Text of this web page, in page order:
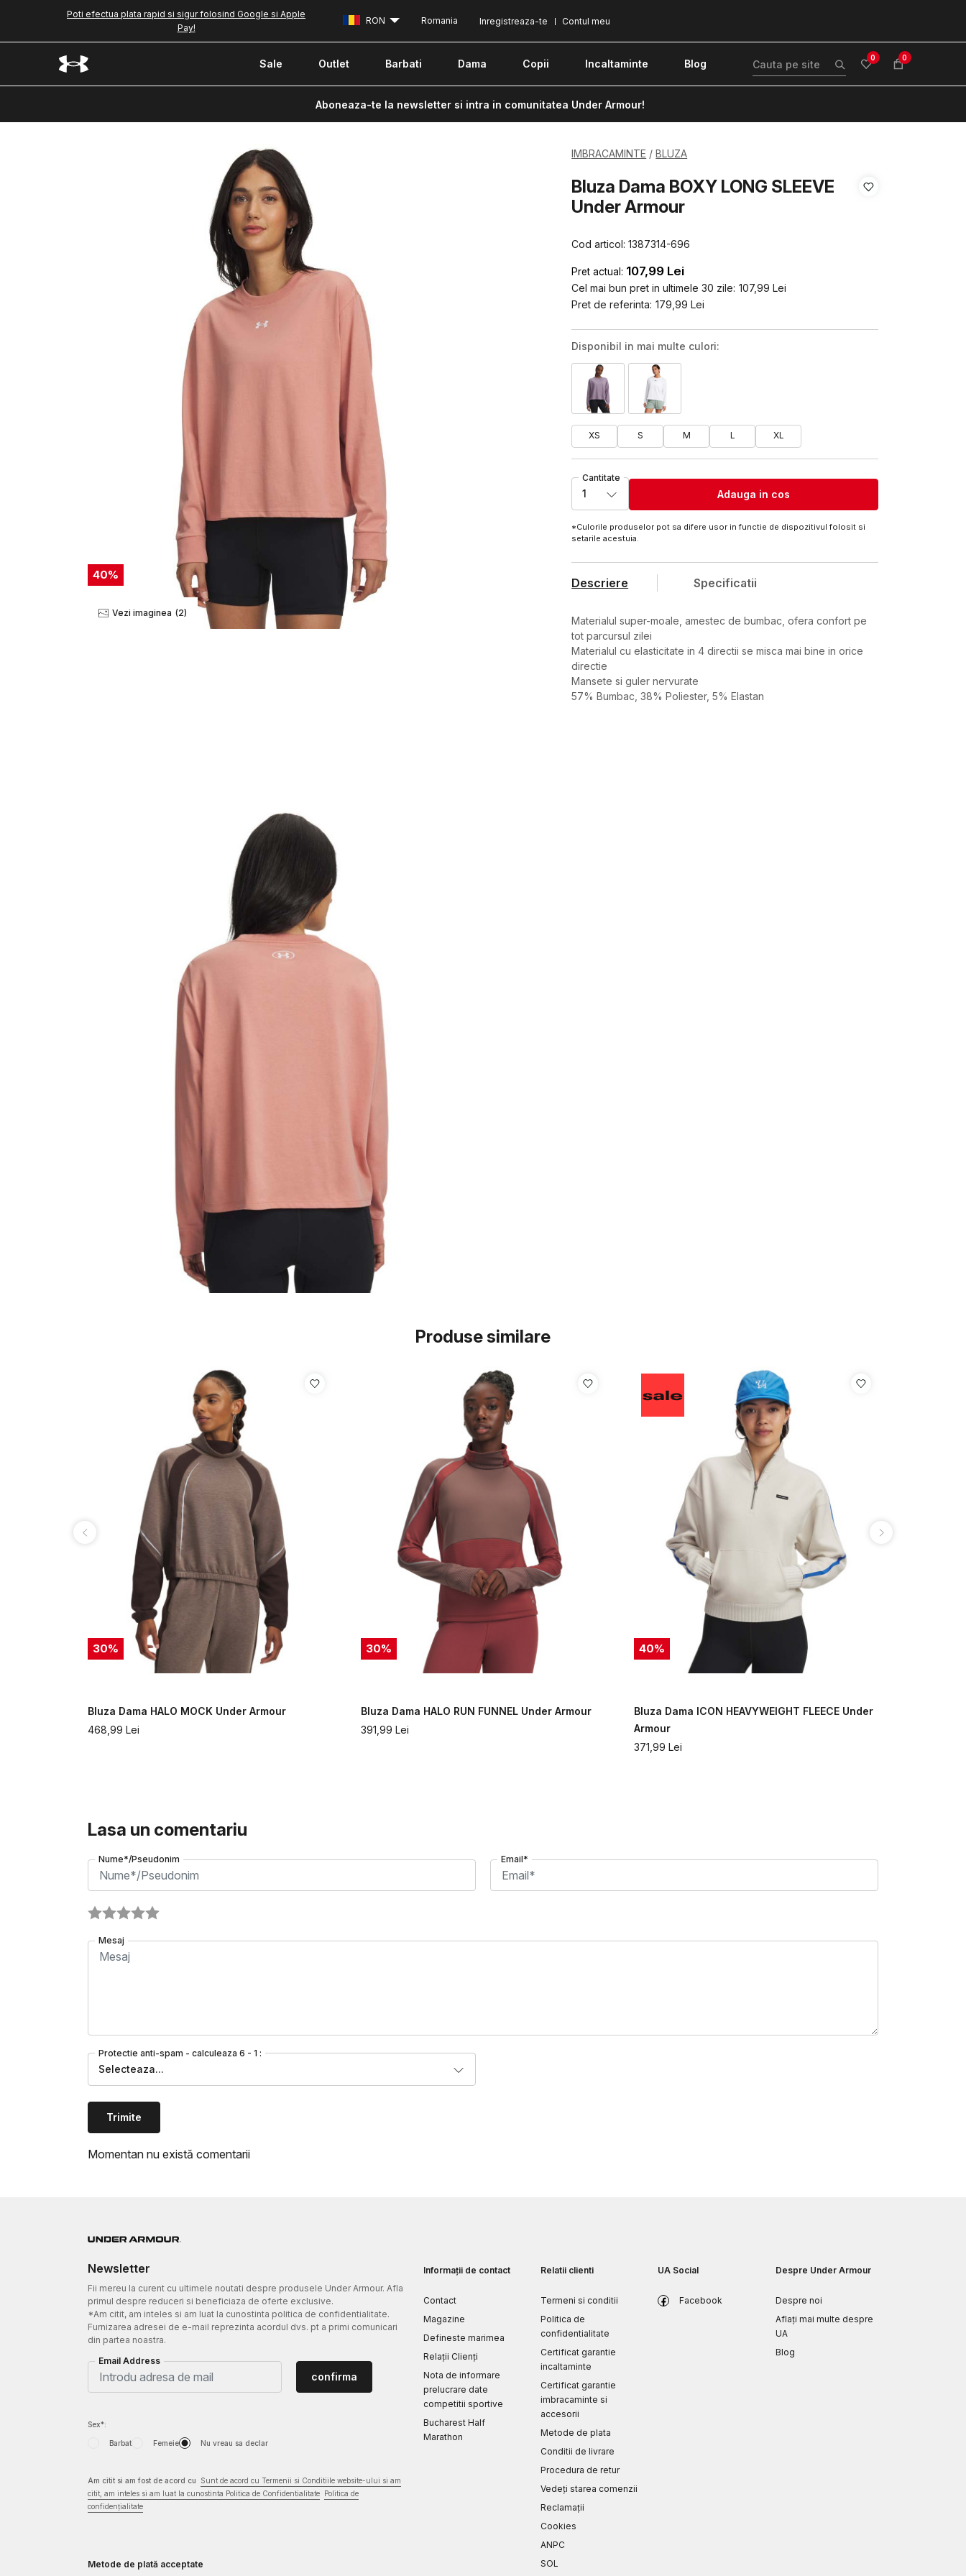
Poti efectua plata rapid si sigur folosind Google si Apple
Pay!
Contul meu
Inregistreaza-te
RON Romania
Sale Outlet Barbati Dama Copii Incaltaminte Blog 0 0
Aboneaza-te la newsletter si intra in comunitatea Under Armour!
40%
Vezi imaginea (2)
IMBRACAMINTE BLUZA
Bluza Dama BOXY LONG SLEEVE
Under Armour
Cod articol:1387314-696
Pret actual: 107,99 Lei
Cel mai bun pret in ultimele 30 zile: 107,99 Lei
Pret de referinta: 179,99 Lei
Disponibil in mai multe culori:
XS S M L XL
Cantitate
1 Adauga in cos
*Culorile produselor pot sa difere usor in functie de dispozitivul folosit si
setarile acestuia.
Descriere Specificatii
Materialul super-moale, amestec de bumbac, ofera confort pe
tot parcursul zilei
Materialul cu elasticitate in 4 directii se misca mai bine in orice
directie
Mansete si guler nervurate
57% Bumbac, 38% Poliester, 5% Elastan
Produse similare
30%
Bluza Dama HALO MOCK Under Armour
468,99 Lei
30%
Bluza Dama HALO RUN FUNNEL Under Armour
391,99 Lei
40%
Bluza Dama ICON HEAVYWEIGHT FLEECE Under
Armour
371,99 Lei
Lasa un comentariu
Nume*/Pseudonim Email*
Mesaj
Protectie anti-spam - calculeaza 6 - 1 :
Selecteaza...
Trimite
Momentan nu există comentarii
Newsletter
Fii mereu la curent cu ultimele noutati despre produsele Under Armour. Afla
primul despre reduceri si beneficiaza de oferte exclusive.
*Am citit, am inteles si am luat la cunostinta politica de confidentialitate.
Furnizarea adresei de e-mail reprezinta acordul dvs. pt a primi comunicari
din partea noastra.
Email Address
Sex*:
Barbat Femeie Nu vreau sa declar
confirma
Am citit si am fost de acord cu
Sunt de acord cu Termenii si Conditiile website-ului si am
citit, am inteles si am luat la cunostinta Politica de Confidentialitate Politica de
confidențialitate
Metode de plată acceptate
Informații de contact
Contact
Magazine
Defineste marimea
Relații Clienți
Nota de informare
prelucrare date
competitii sportive
Bucharest Half
Marathon
Relatii clienti
Termeni si conditii
Politica de
confidentialitate
Certificat garantie
incaltaminte
Certificat garantie
imbracaminte si
accesorii
Metode de plata
Conditii de livrare
Procedura de retur
Vedeți starea comenzii
Reclamaţii
Cookies
ANPC
SOL
UA Social
Facebook
Despre Under Armour
Despre noi
Aflați mai multe despre
UA
Blog